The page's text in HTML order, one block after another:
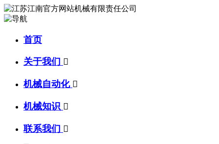
首页
关于我们 
机械自动化 
机械知识 
联系我们 